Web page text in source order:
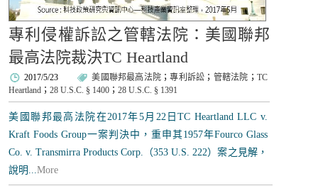
專利侵權訴訟之管轄法院：美國聯邦
最高法院裁決TC Heartland
2017/5/23 美國聯邦最高法院 ；專利訴訟 ； 管轄法院 ； TC
Heartland ；28 U.S.C. § 1400 ；28 U.S.C. § 1391
美國聯邦最高法院在2017年5月22日TC Heartland LLC v.
Kraft Foods Group一案判決中，重申其1957年Fourco Glass
Co. v. Transmirra Products Corp.（353 U.S. 222）案之見解，
說明...More